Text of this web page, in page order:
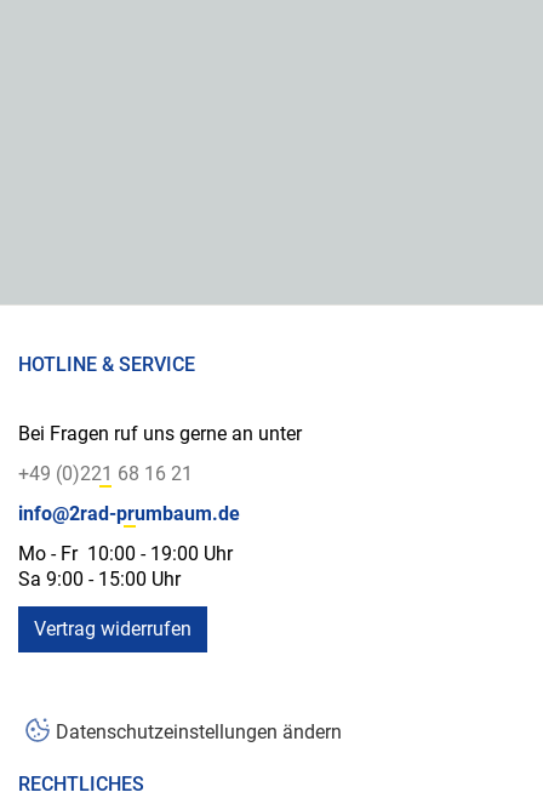
HOTLINE & SERVICE
Bei Fragen ruf uns gerne an unter
+49 (0)221 68 16 21
info@2rad-prumbaum.de
Mo - Fr 10:00 - 19:00 Uhr
Sa 9:00 - 15:00 Uhr
Vertrag widerrufen
Datenschutzeinstellungen ändern
RECHTLICHES